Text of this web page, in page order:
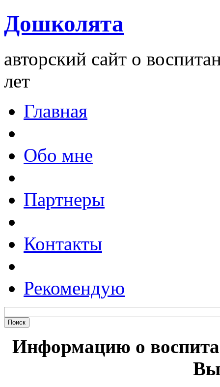
Дошколята
авторский сайт о
лет
Главная
Обо мне
Партнеры
Контакты
Рекомендую
Информацию о
Вы